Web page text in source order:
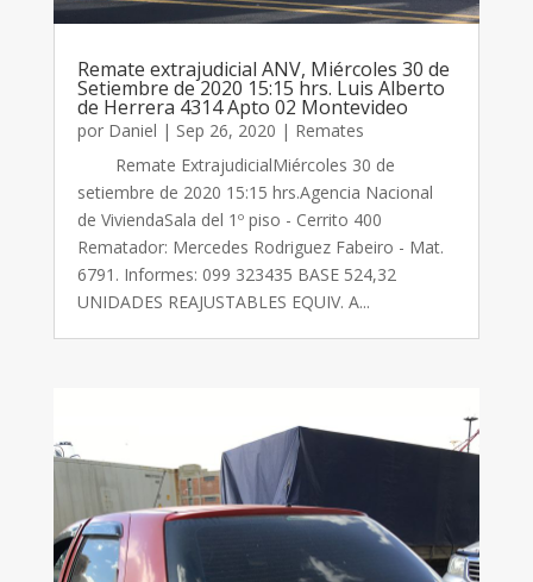
Remate extrajudicial ANV, Miércoles 30 de
Setiembre de 2020 15:15 hrs. Luis Alberto
de Herrera 4314 Apto 02 Montevideo
por Daniel | Sep 26, 2020 | Remates
Remate ExtrajudicialMiércoles 30 de
setiembre de 2020 15:15 hrs.Agencia Nacional
de ViviendaSala del 1º piso - Cerrito 400
Rematador: Mercedes Rodriguez Fabeiro - Mat.
6791. Informes: 099 323435 BASE 524,32
UNIDADES REAJUSTABLES EQUIV. A...